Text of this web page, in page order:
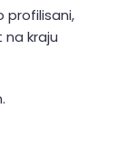
profilisani,
kraju